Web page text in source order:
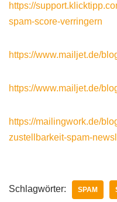
https://
spam-score-verringern
https://www.mailjet.de/
https://www.mailjet.de/
https://mailingwork.de/
zustellbarkeit-spam-
Schlagwörter: SPAM